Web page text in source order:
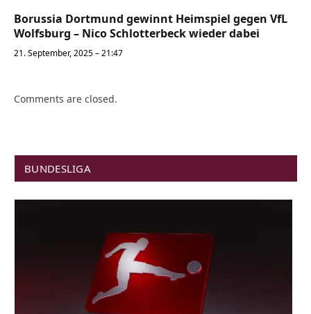
Borussia Dortmund gewinnt Heimspiel gegen VfL
Wolfsburg – Nico Schlotterbeck wieder dabei
21. September, 2025 – 21:47
Comments are closed.
BUNDESLIGA